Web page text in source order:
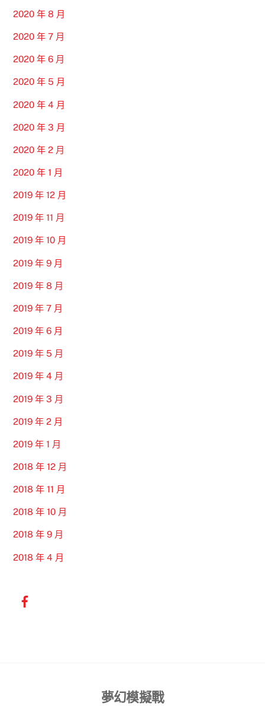
2020 年 8 月
2020 年 7 月
2020 年 6 月
2020 年 5 月
2020 年 4 月
2020 年 3 月
2020 年 2 月
2020 年 1 月
2019 年 12 月
2019 年 11 月
2019 年 10 月
2019 年 9 月
2019 年 8 月
2019 年 7 月
2019 年 6 月
2019 年 5 月
2019 年 4 月
2019 年 3 月
2019 年 2 月
2019 年 1 月
2018 年 12 月
2018 年 11 月
2018 年 10 月
2018 年 9 月
2018 年 4 月
Back
夢幻模擬戰